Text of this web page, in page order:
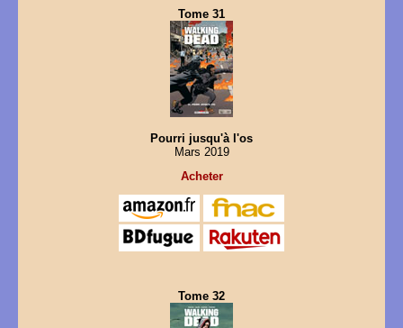
Tome 31
Pourri jusqu'à l'os
Mars 2019
Acheter
Tome 32